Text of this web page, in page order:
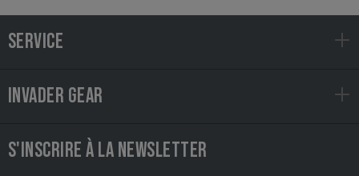
SERVICE
INVADER GEAR
S'INSCRIRE À LA NEWSLETTER